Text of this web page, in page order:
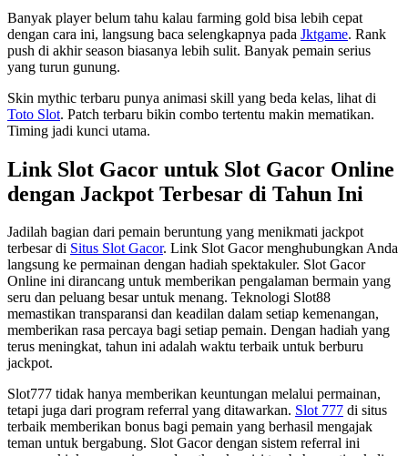
Banyak player belum tahu kalau farming gold bisa lebih cepat
dengan cara ini, langsung baca selengkapnya pada Jktgame. Rank
push di akhir season biasanya lebih sulit. Banyak pemain serius
yang turun gunung.
Skin mythic terbaru punya animasi skill yang beda kelas, lihat di
Toto Slot. Patch terbaru bikin combo tertentu makin mematikan.
Timing jadi kunci utama.
Link Slot Gacor untuk Slot Gacor Online
dengan Jackpot Terbesar di Tahun Ini
Jadilah bagian dari pemain beruntung yang menikmati jackpot
terbesar di Situs Slot Gacor. Link Slot Gacor menghubungkan Anda
langsung ke permainan dengan hadiah spektakuler. Slot Gacor
Online ini dirancang untuk memberikan pengalaman bermain yang
seru dan peluang besar untuk menang. Teknologi Slot88
memastikan transparansi dan keadilan dalam setiap kemenangan,
memberikan rasa percaya bagi setiap pemain. Dengan hadiah yang
terus meningkat, tahun ini adalah waktu terbaik untuk berburu
jackpot.
Slot777 tidak hanya memberikan keuntungan melalui permainan,
tetapi juga dari program referral yang ditawarkan. Slot 777 di situs
terbaik memberikan bonus bagi pemain yang berhasil mengajak
teman untuk bergabung. Slot Gacor dengan sistem referral ini